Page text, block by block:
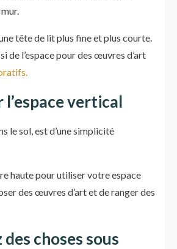
tête de lit plus fine et plus courte.
de l’espace pour des œuvres d’art
vertical
le sol, est d’une simplicité
haute pour utiliser votre espace
des œuvres d’art et de ranger des
choses sous